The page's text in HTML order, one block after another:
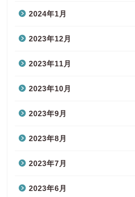
2024年1月
2023年12月
2023年11月
2023年10月
2023年9月
2023年8月
2023年7月
2023年6月